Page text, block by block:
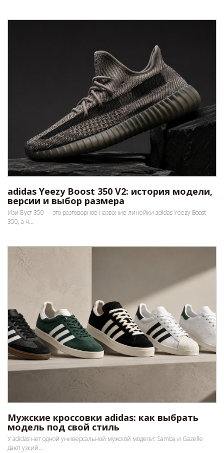
adidas Yeezy Boost 350 V2: история модели,
версии и выбор размера
Изи Буст 350 — это разговорное название линейки adidas Yeezy Boost
350, а ч...
Мужские кроссовки adidas: как выбрать
модель под свой стиль
У adidas нет одной универсальной мужской модели: Samba и Gazelle
дают узкий...